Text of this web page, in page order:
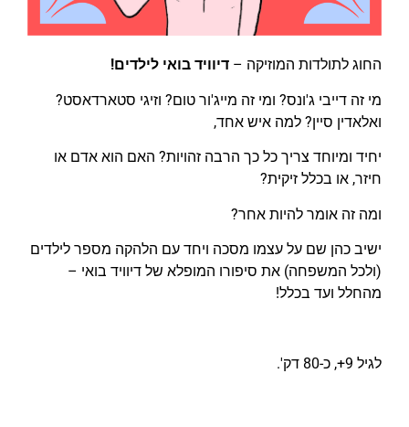
החוג לתולדות המוזיקה – דיוויד בואי לילדים!
מי זה דייבי ג'ונס? ומי זה מייג'ור טום? וזיגי סטארדאסט?
ואלאדין סיין? למה איש אחד,
יחיד ומיוחד צריך כל כך הרבה זהויות? האם הוא אדם או
חיזר, או בכלל זיקית?
ומה זה אומר להיות אחר?
ישיב כהן שם על עצמו מסכה ויחד עם הלהקה מספר לילדים
(ולכל המשפחה) את סיפורו המופלא של דיוויד בואי –
מהחלל ועד בכלל!
לגיל 9+, כ-80 דק'.